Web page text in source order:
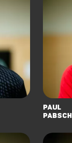
Paul
Pabsch